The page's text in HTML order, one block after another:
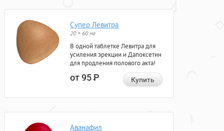
Супер Левитра
20 + 60 мг
В одной таблетке Левитра для
усиления эрекции и Дапоксетин
для продления полового акта!
от 95Р Купить
Аванафил